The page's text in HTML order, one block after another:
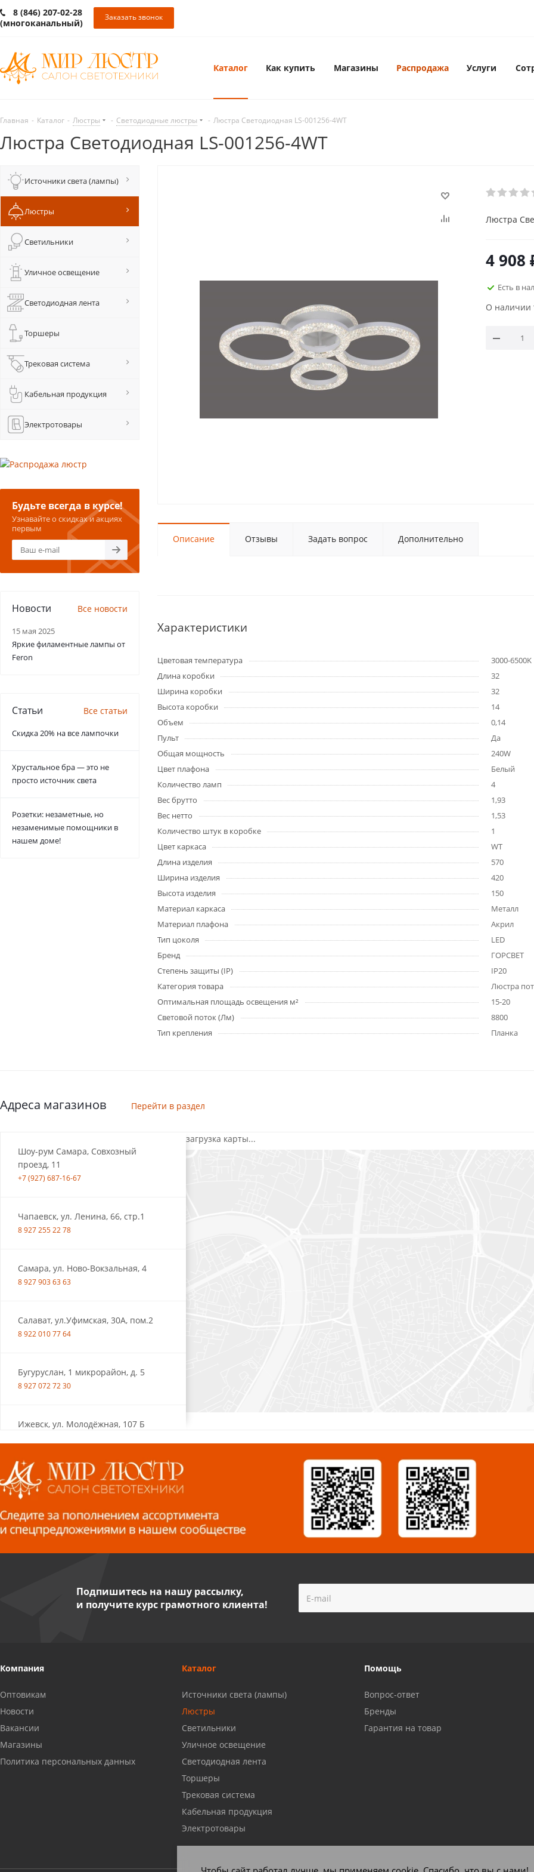
8 (846) 207-02-28
(многоканальный)
Заказать звонок
Каталог Как купить Магазины Распродажа Услуги
Главная - Каталог - Люстры - Светодиодные люстры - Люстра Светодиодная LS-001256-4WT
Люстра Светодиодная LS-001256-4WT
Люстра
4 908
Есть в
О наличии
Описание Отзывы Задать вопрос Дополнительно
Характеристики
Цветовая температура
3000-6500K
Длина коробки
32
Ширина коробки
32
Высота коробки
14
Объем
0,14
Пульт
Да
Общая мощность
240W
Цвет плафона
Белый
Количество ламп
4
Вес брутто
1,93
Вес нетто
1,53
Количество штук в коробке
1
Цвет каркаса
WT
Длина изделия
570
Ширина изделия
420
Высота изделия
150
Материал каркаса
Металл
Материал плафона
Акрил
Тип цоколя
LED
Бренд
ГОРСВЕТ
Степень защиты (IP)
IP20
Категория товара
Люстра
Оптимальная площадь освещения м²
15-20
Световой поток (Лм)
8800
Тип крепления
Планка
Источники света (лампы)
Люстры
Светильники
Уличное освещение
Светодиодная лента
Торшеры
Трековая система
Кабельная продукция
Электротовары
Будьте всегда в курсе!
Узнавайте о скидках и акциях
первым
Новости Все новости
15 мая 2025
Яркие филаментные лампы от
Feron
Статьи Все статьи
Скидка 20% на все лампочки
Хрустальное бра — это не
просто источник света
Розетки: незаметные, но
незаменимые помощники в
нашем доме!
Адреса магазинов Перейти в раздел
Шоу-рум Самара, Совхозный
проезд, 11
+7 (927) 687-16-67
Чапаевск, ул. Ленина, 66, стр.1
8 927 255 22 78
Самара, ул. Ново-Вокзальная, 4
8 927 903 63 63
Салават, ул.Уфимская, 30А, пом.2
8 922 010 77 64
Бугуруслан, 1 микрорайон, д. 5
8 927 072 72 30
Ижевск, ул. Молодёжная, 107 Б
Волжский, ул. Мира 47 В
8 927 255 38 33
Пенза, ул. Пролетарская, 61 ТЦ
"Стройбери"
Миасс, ул. Романенко, 95
8 927 009 54 63
Саратов, ул. Танкистов, 37 (БЦ
загрузка карты...
Подпишитесь на нашу рассылку,
и получите курс грамотного клиента!
Компания
Оптовикам
Новости
Вакансии
Магазины
Политика персональных данных
Каталог
Источники света (лампы)
Люстры
Светильники
Уличное освещение
Светодиодная лента
Торшеры
Трековая система
Кабельная продукция
Электротовары
Помощь
Вопрос-ответ
Бренды
Гарантия на товар